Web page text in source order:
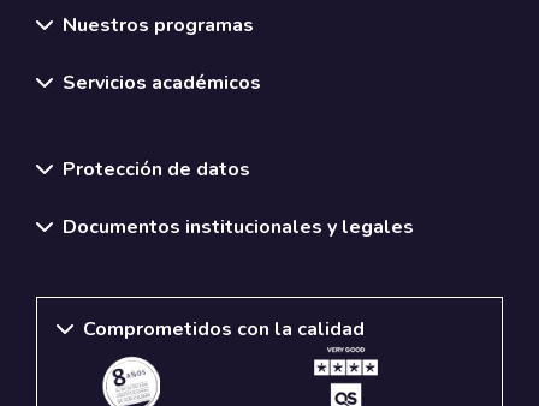
Nuestros programas
Servicios académicos
Protección de datos
Documentos institucionales y legales
Comprometidos con la calidad